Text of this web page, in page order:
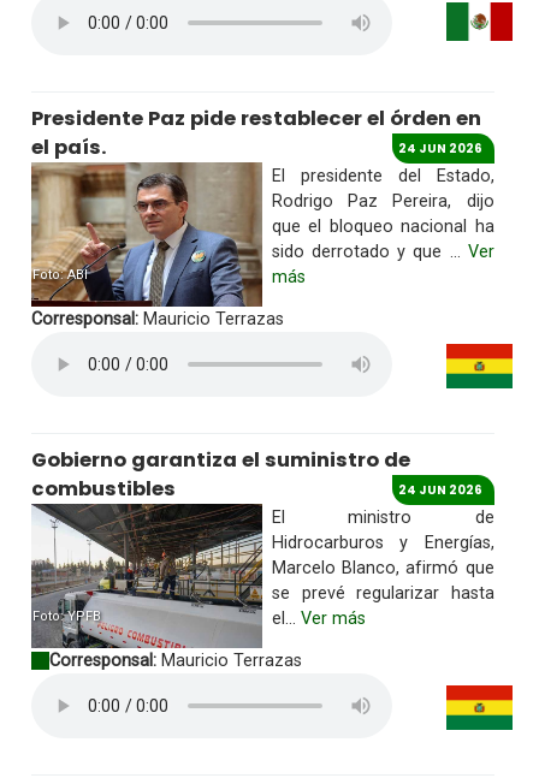
Presidente Paz pide restablecer el órden en
el país.
24 JUN 2026
Foto: ABI
El presidente del Estado,
Rodrigo Paz Pereira, dijo
que el bloqueo nacional ha
sido derrotado y que ... Ver
más
Corresponsal:Mauricio Terrazas
Gobierno garantiza el suministro de
combustibles
24 JUN 2026
Foto: YPFB
El ministro de
Hidrocarburos y Energías,
Marcelo Blanco, afirmó que
se prevé regularizar hasta
el... Ver más
Corresponsal:Mauricio Terrazas